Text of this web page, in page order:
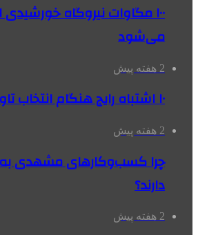
۱۰۰ مگاوات نیروگاه‌
می‌شود
2 هفته پیش
۱۰ اشتباه رایج هنگام انتخاب تاورکرین برای پروژه
2 هفته پیش
چرا کسب‌وکارهای مشهدی به
دارند؟
2 هفته پیش